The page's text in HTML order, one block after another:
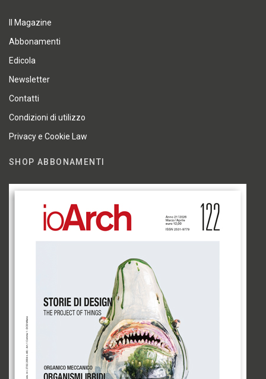
Il Magazine
Abbonamenti
Edicola
Newsletter
Contatti
Condizioni di utilizzo
Privacy e Cookie Law
SHOP ABBONAMENTI